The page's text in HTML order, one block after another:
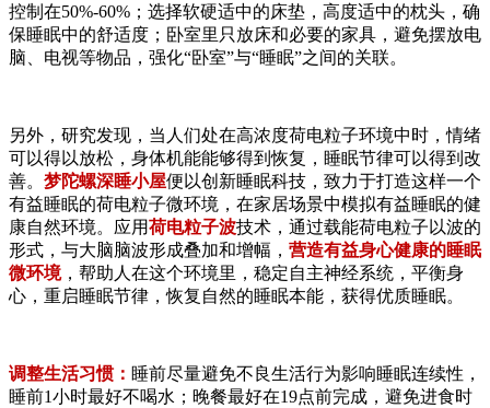
控制在50%-60%；选择软硬适中的床垫，高度适中的枕头，确
保睡眠中的舒适度；卧室里只放床和必要的家具，避免摆放电
脑、电视等物品，强化“卧室”与“睡眠”之间的关联。
另外，研究发现，当人们处在高浓度荷电粒子环境中时，情绪
可以得以放松，身体机能能够得到恢复，睡眠节律可以得到改
善。 梦陀螺深睡小屋便以创新睡眠科技，致力于打造这样一个
有益睡眠的荷电粒子微环境，在家居场景中模拟有益睡眠的健
康自然环境。应用荷电粒子波技术，通过载能荷电粒子以波的
形式，与大脑脑波形成叠加和增幅， 营造有益身心健康的睡眠
微环境，帮助人在这个环境里，稳定自主神经系统，平衡身
心，重启睡眠节律，恢复自然的睡眠本能，获得优质睡眠。
调整生活习惯： 睡前尽量避免不良生活行为影响睡眠连续性，
睡前1小时最好不喝水；晚餐最好在19点前完成，避免进食时